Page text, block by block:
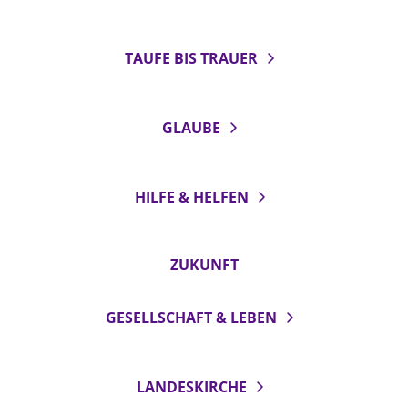
TAUFE BIS TRAUER
GLAUBE
HILFE & HELFEN
ZUKUNFT
GESELLSCHAFT & LEBEN
LANDESKIRCHE